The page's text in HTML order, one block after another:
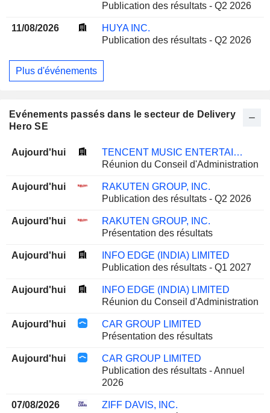
Publication des résultats - Q2 2026
11/08/2026
HUYA INC.
Publication des résultats - Q2 2026
Plus d'événements
Evénements passés dans le secteur de Delivery
Hero SE
Aujourd'hui
TENCENT MUSIC ENTERTAINMENT GROUP
Réunion du Conseil d'Administration
Aujourd'hui
RAKUTEN GROUP, INC.
Publication des résultats - Q2 2026
Aujourd'hui
RAKUTEN GROUP, INC.
Présentation des résultats
Aujourd'hui
INFO EDGE (INDIA) LIMITED
Publication des résultats - Q1 2027
Aujourd'hui
INFO EDGE (INDIA) LIMITED
Réunion du Conseil d'Administration
Aujourd'hui
CAR GROUP LIMITED
Présentation des résultats
Aujourd'hui
CAR GROUP LIMITED
Publication des résultats - Annuel
2026
07/08/2026
ZIFF DAVIS, INC.